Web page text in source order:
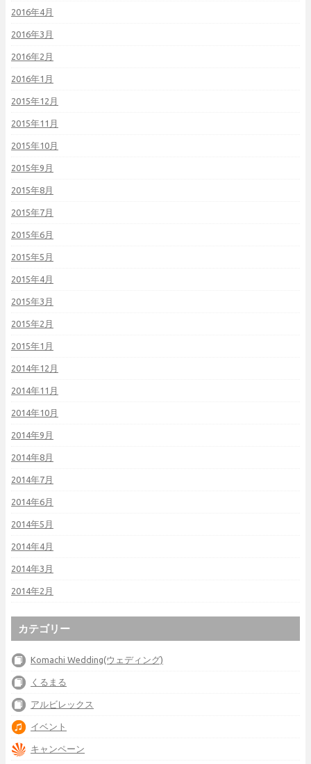
2016年4月
2016年3月
2016年2月
2016年1月
2015年12月
2015年11月
2015年10月
2015年9月
2015年8月
2015年7月
2015年6月
2015年5月
2015年4月
2015年3月
2015年2月
2015年1月
2014年12月
2014年11月
2014年10月
2014年9月
2014年8月
2014年7月
2014年6月
2014年5月
2014年4月
2014年3月
2014年2月
カテゴリー
Komachi Wedding(ウェディング)
くるまる
アルビレックス
イベント
キャンペーン